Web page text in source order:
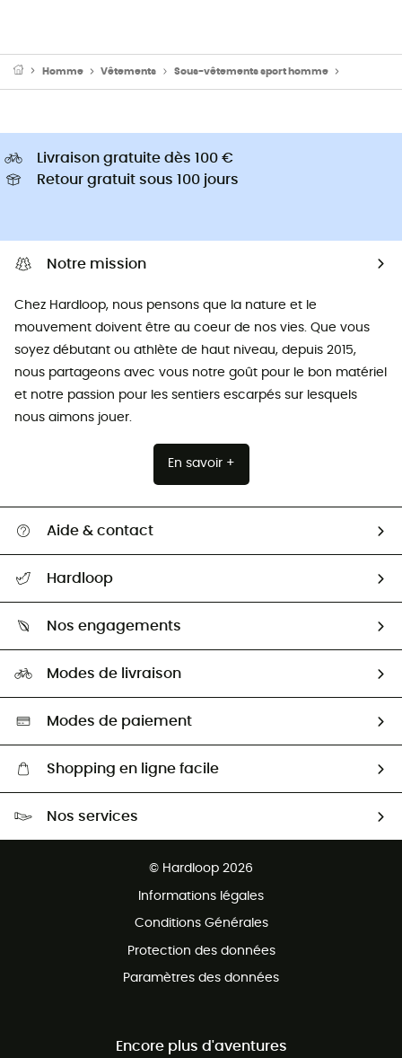
Homme Vêtements Sous-vêtements sport homme
Livraison gratuite dès 100 €
Retour gratuit sous 100 jours
Notre mission
Chez Hardloop, nous pensons que la nature et le
mouvement doivent être au coeur de nos vies. Que vous
soyez débutant ou athlète de haut niveau, depuis 2015,
nous partageons avec vous notre goût pour le bon matériel
et notre passion pour les sentiers escarpés sur lesquels
nous aimons jouer.
En savoir +
Aide & contact
Retour & remboursement
Guide des tailles
Seconde Main
Aide & Contact
Hardloop
HardGuides
Nos engagements
Sélection éco-responsable
Modes de livraison
Modes de paiement
Shopping en ligne facile
Nos services
© Hardloop 2026
Informations légales
Conditions Générales
Protection des données
Paramètres des données
Encore plus d'aventures